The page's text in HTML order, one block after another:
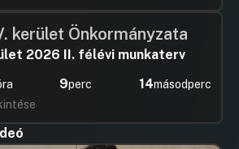
kerület Önkormányzata
2026 II. félévi munkaterv
9perc 14másodperc